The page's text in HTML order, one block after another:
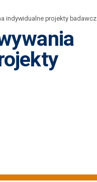
indywidualne projekty